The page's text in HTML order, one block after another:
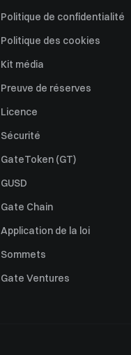
Politique de confidentialité
Politique des cookies
Kit média
Preuve de réserves
Licence
Sécurité
GateToken (GT)
GUSD
Gate Chain
Application de la loi
Sommets
Gate Ventures